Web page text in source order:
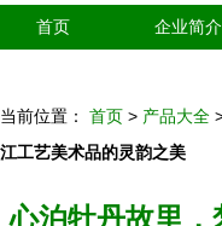
首页 企业简介
当前位置： 首页 > 产品大全
江工艺美术品的灵韵之美
心泊牡丹故里